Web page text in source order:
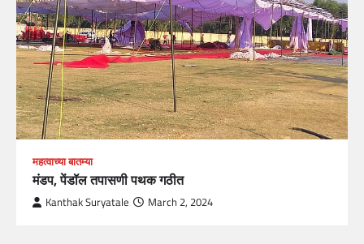
महत्वाच्या बातम्या
मंडप, पेंडॉल तपासणी पथक गठीत
Kanthak Suryatale March 2, 2024